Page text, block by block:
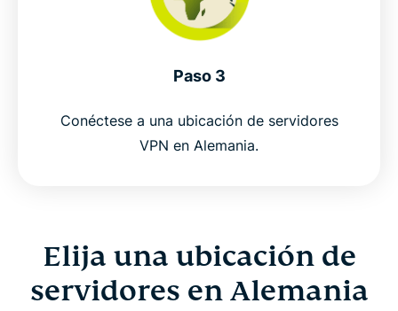
Why choose ExpressVPN for Germany?
Connect to ExpressVPN servers in Germany
Popular VPN server locations for Germany users
Germany VPN FAQs
Paso 3
Conéctese a una ubicación de servidores
VPN en Alemania.
Elija una ubicación de
servidores en Alemania